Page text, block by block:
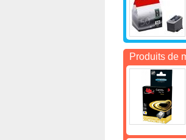
Produits de